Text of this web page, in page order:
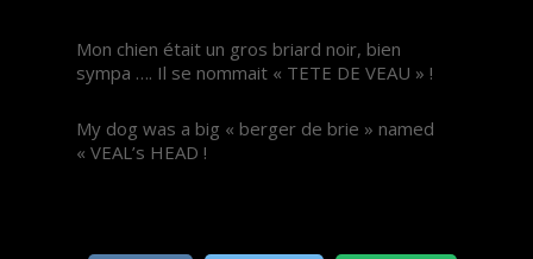
Mon chien était un gros briard noir, bien
sympa …. Il se nommait « TETE DE VEAU » !
My dog was a big « berger de brie » named
« VEAL’s HEAD !